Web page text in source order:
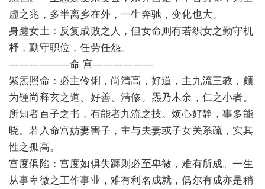
虚之兆，多半离乡在外，一生奔驰，变化也大。
身躔女土：反复成败之人，但女命则有若织女之勤守机
杼，勤守职位，任劳任怨。
——————命 宫——————
紫炁照命：必主伶俐，尚清高，好道，主九流三教，颇
为锺尚释玄之道、好善、清修。炁乃木余，仁之小者。
所知者百子之书，有能者九流之技。烦心好静，事多能
晓。若入命宫妨妻害子，主与夫妻或子女关系疏，实其
性之孤高。
宫度俱陷：宫度如俱失躔则必至卑微，难有所成。一生
从事卑微之工作事业，难有利名成就，偶尔有成亦是稍